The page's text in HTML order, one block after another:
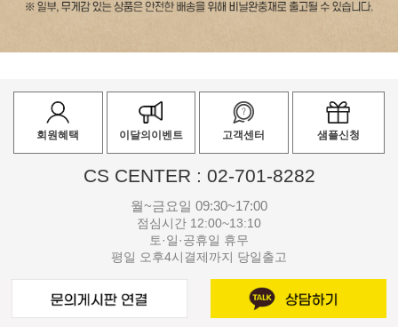
회원혜택 이달의이벤트 고객센터 샘플신청
CS CENTER : 02-701-8282
월~금요일 09:30~17:00
점심시간 12:00~13:10
토·일·공휴일 휴무
평일 오후4시결제까지 당일출고